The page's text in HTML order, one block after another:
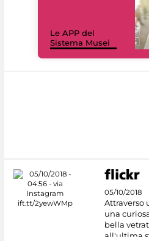
Le APP del
Sistema Musei
05/10/2018
Attraverso
una
bella
all'ultima